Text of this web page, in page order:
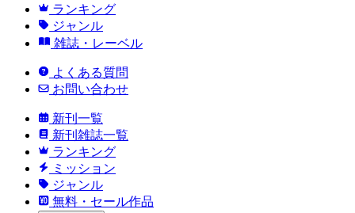
ランキング
ジャンル
雑誌・レーベル
よくある質問
お問い合わせ
新刊一覧
新刊雑誌一覧
ランキング
ミッション
ジャンル
無料・セール作品